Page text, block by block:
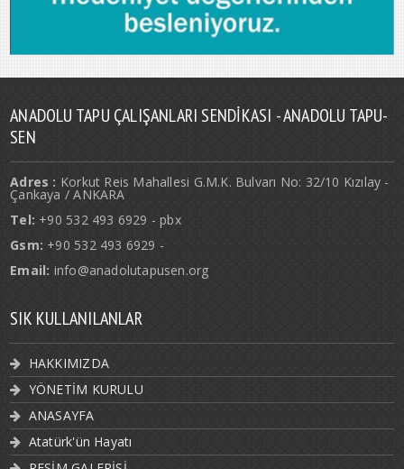
ANADOLU TAPU ÇALIŞANLARI SENDIKASI - ANADOLU TAPU-
SEN
Adres : Korkut Reis Mahallesi G.M.K. Bulvarı No: 32/10 Kızılay -
Çankaya / ANKARA
Tel: +90 532 493 6929 - pbx
Gsm: +90 532 493 6929 -
Email: info@anadolutapusen.org
SIK KULLANILANLAR
HAKKIMIZDA
YÖNETİM KURULU
ANASAYFA
Atatürk'ün Hayatı